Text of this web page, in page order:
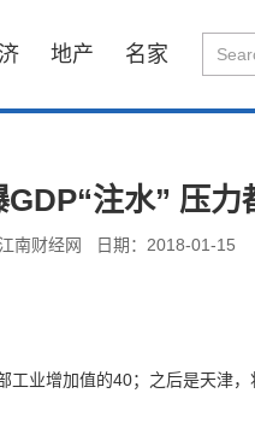
地产 名家
注水” 压力
南财经网 日期：2018-01-15
工业增加值的40；之后是天津